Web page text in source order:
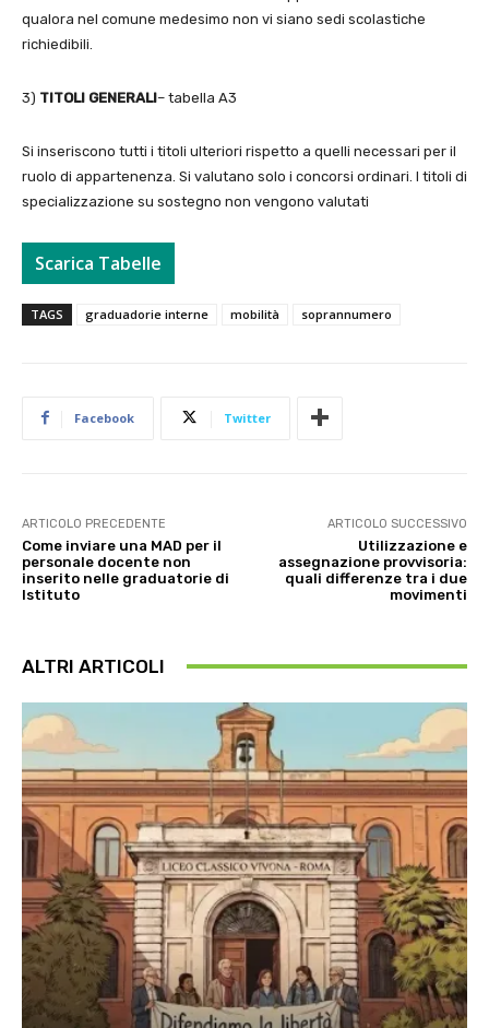
qualora nel comune medesimo non vi siano sedi scolastiche
richiedibili.
3) TITOLI GENERALI– tabella A3
Si inseriscono tutti i titoli ulteriori rispetto a quelli necessari per il
ruolo di appartenenza. Si valutano solo i concorsi ordinari. I titoli di
specializzazione su sostegno non vengono valutati
Scarica Tabelle
TAGS graduadorie interne mobilità soprannumero
Facebook Twitter
ARTICOLO PRECEDENTE
Come inviare una MAD per il
personale docente non
inserito nelle graduatorie di
Istituto
ARTICOLO SUCCESSIVO
Utilizzazione e
assegnazione provvisoria:
quali differenze tra i due
movimenti
ALTRI ARTICOLI